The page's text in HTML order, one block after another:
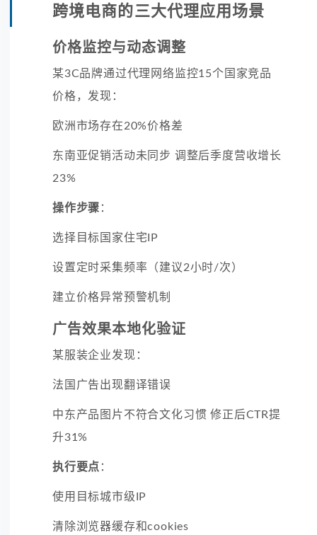
跨境电商的三大代理应用场景
价格监控与动态调整
某3C品牌通过代理网络监控15个国家竞品
价格，发现：
欧洲市场存在20%价格差
东南亚促销活动未同步 调整后季度营收增长
23%
操作步骤 ：
选择目标国家住宅IP
设置定时采集频率（建议2小时/次）
建立价格异常预警机制
广告效果本地化验证
某服装企业发现：
法国广告出现翻译错误
中东产品图片不符合文化习惯 修正后CTR提
升31%
执行要点 ：
使用目标城市级IP
清除浏览器缓存和cookies